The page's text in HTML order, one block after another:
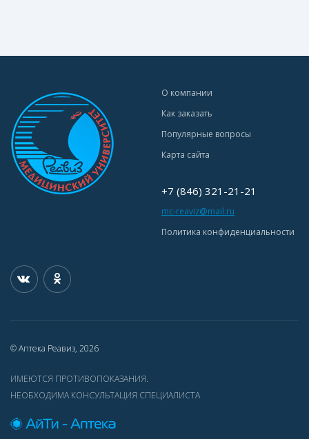
О компании
Как заказать
Популярные вопросы
Карта сайта
+7 (846) 321-21-21
mc-reaviz@mail.ru
Политика конфиденциальности
© Аптека Реавиз, 2026
ИМЕЮТСЯ ПРОТИВОПОКАЗАНИЯ.
НЕОБХОДИМА КОНСУЛЬТАЦИЯ СПЕЦИАЛИСТА